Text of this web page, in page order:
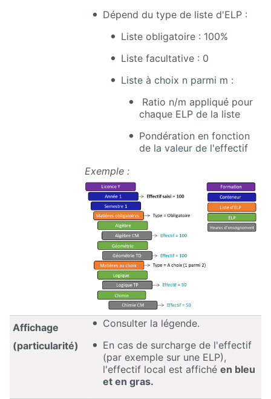
Dépend du type de liste d'ELP :
Liste obligatoire : 100%
Liste facultative : 0
Liste à choix n parmi m :
Ratio n/m appliqué pour
chaque ELP de la liste
Pondération en fonction
de la valeur de l'effectif
Exemple :
Affichage
(particularité)
Consulter la légende.
En cas de surcharge de l'effectif
(par exemple sur une ELP),
l'effectif local est affiché en bleu
et en gras.